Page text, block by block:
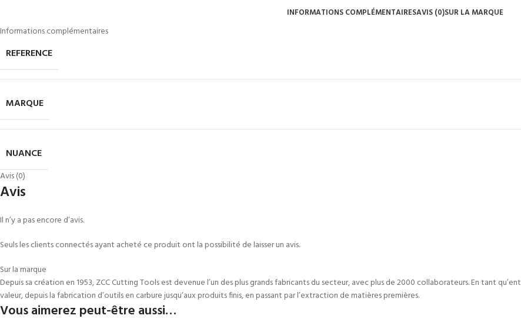
INFORMATIONS COMPLÉMENTAIRESAVIS (0)SUR LA MARQUE
Informations complémentaires
REFERENCE
MARQUE
NUANCE
Avis (0)
Avis
Il n’y a pas encore d’avis.
Seuls les clients connectés ayant acheté ce produit ont la possibilité de laisser un avis.
Sur la marque
Depuis sa création en 1953, ZCC Cutting Tools est devenue l’un des plus grands fabricants du secteur, avec plus de 2000 collaborateurs. En tant
valeur, depuis la fabrication d’outils en carbure jusqu’aux produits finis, en passant par l’extraction de matières premières.
Vous aimerez peut-être aussi…